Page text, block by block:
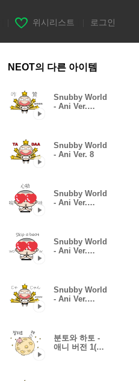
위시리스트 로그인
NEOT의 다른 아이템
Snubby World
- Ani Ver.
Snubby World
- Ani Ver. 8
Snubby World
- Ani Ver.
Snubby World
- Ani Ver.
Snubby World
- Ani Ver.
분토와 하토 -
애니 버전 1(한